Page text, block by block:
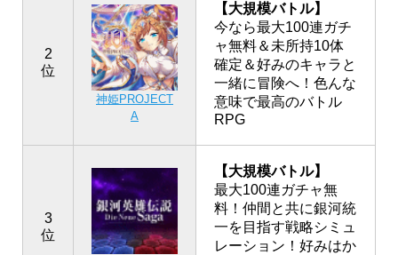
2
位
神姫PROJECT
A
【大規模バトル】
今なら最大100連ガチ
ャ無料＆未所持10体
確定＆好みのキャラと
一緒に冒険へ！色んな
意味で最高のバトル
RPG
3
位
【大規模バトル】
最大100連ガチャ無
料！仲間と共に銀河統
一を目指す戦略シミュ
レーション！好みはか